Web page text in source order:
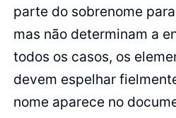
parte do sobrenome
mas não determinam a
todos os casos, os
devem espelhar
nome aparece no